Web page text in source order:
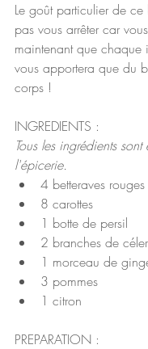
Le goût particulier de
pas vous arrêter car
maintenant que chaque
vous apportera que du
corps !
INGREDIENTS :
Tous les ingrédients
l'épicerie.
4 betteraves rouges
8 carottes
1 botte de persil
2 branches de
1 morceau de
3 pommes
1 citron
PREPARATION :